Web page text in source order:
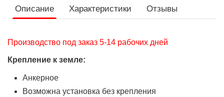
Описание Характеристики Отзывы
Производство под заказ 5-14 рабочих дней
Крепление к земле:
Анкерное
Возможна установка без крепления